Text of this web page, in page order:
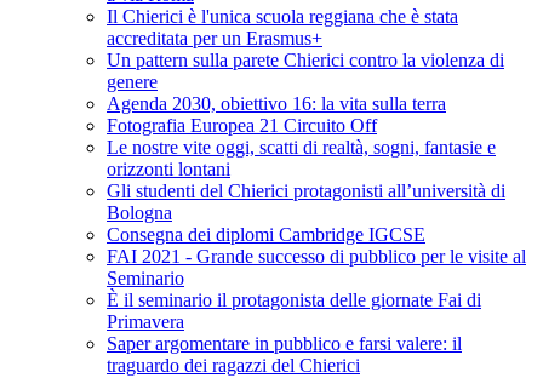
Il Chierici è l'unica scuola reggiana che è stata
accreditata per un Erasmus+
Un pattern sulla parete Chierici contro la violenza di
genere
Agenda 2030, obiettivo 16: la vita sulla terra
Fotografia Europea 21 Circuito Off
Le nostre vite oggi, scatti di realtà, sogni, fantasie e
orizzonti lontani
Gli studenti del Chierici protagonisti all’università di
Bologna
Consegna dei diplomi Cambridge IGCSE
FAI 2021 - Grande successo di pubblico per le visite al
Seminario
È il seminario il protagonista delle giornate Fai di
Primavera
Saper argomentare in pubblico e farsi valere: il
traguardo dei ragazzi del Chierici